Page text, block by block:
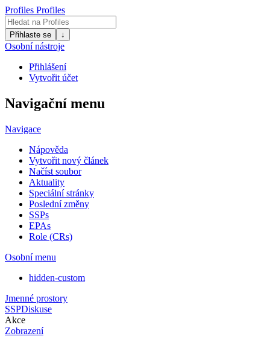
Profiles Profiles
Přihlaste se ↓
Osobní nástroje
Přihlášení
Vytvořit účet
Navigační menu
Navigace
Nápověda
Vytvořit nový článek
Načíst soubor
Aktuality
Speciální stránky
Poslední změny
SSPs
EPAs
Role (CRs)
Osobní menu
hidden-custom
Jmenné prostory
SSPDiskuse
Akce
Zobrazení